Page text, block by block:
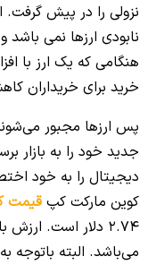
نزولی را در پیش گرفت.
نابودی ارزها نمی
هنگامی که یک ارز با
خرید برای خریداران
پس ارزها مجبور
دیجیتال را به خود
کوین مارکت کپ قیمت
می‌باشد. البته با‌توجه